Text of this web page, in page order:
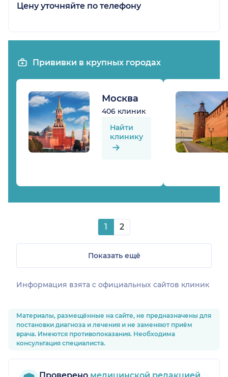
Цену уточняйте по телефону
Прививки в крупных городах
Москва
406 клиник
Найти
клинику
1 2
Показать ещё
Информация взята c официальных сайтов клиник
Материалы, размещённые на сайте, не предназначены для
постановки диагноза и лечения и не заменяют приём
врача. Имеются противопоказания. Необходима
консультация специалиста.